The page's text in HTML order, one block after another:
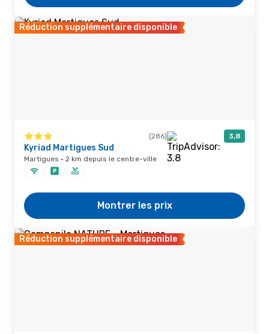
Réduction supplémentaire disponible
(286) 3,8
Kyriad Martigues Sud
Martigues · 2 km depuis le centre-ville
Montrer les prix
Réduction supplémentaire disponible